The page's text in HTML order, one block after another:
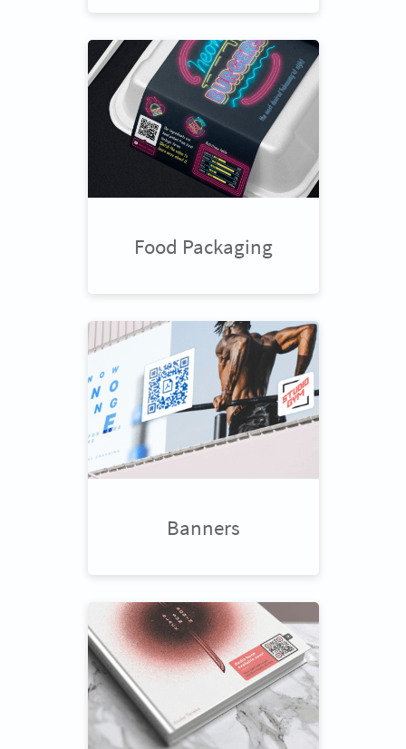
Food Packaging
Banners